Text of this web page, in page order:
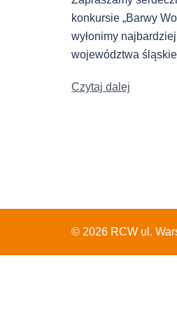
konkursie „Barwy
wyłonimy
województwa
Czytaj dalej
© 2026 RCW ul.